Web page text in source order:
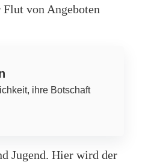
von Angeboten
ihre Botschaft
Jugend. Hier wird der